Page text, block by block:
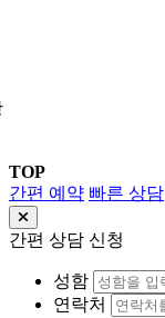
TOP
간편 예약 빠른 상담
간편 상담 신청
성함
연락처